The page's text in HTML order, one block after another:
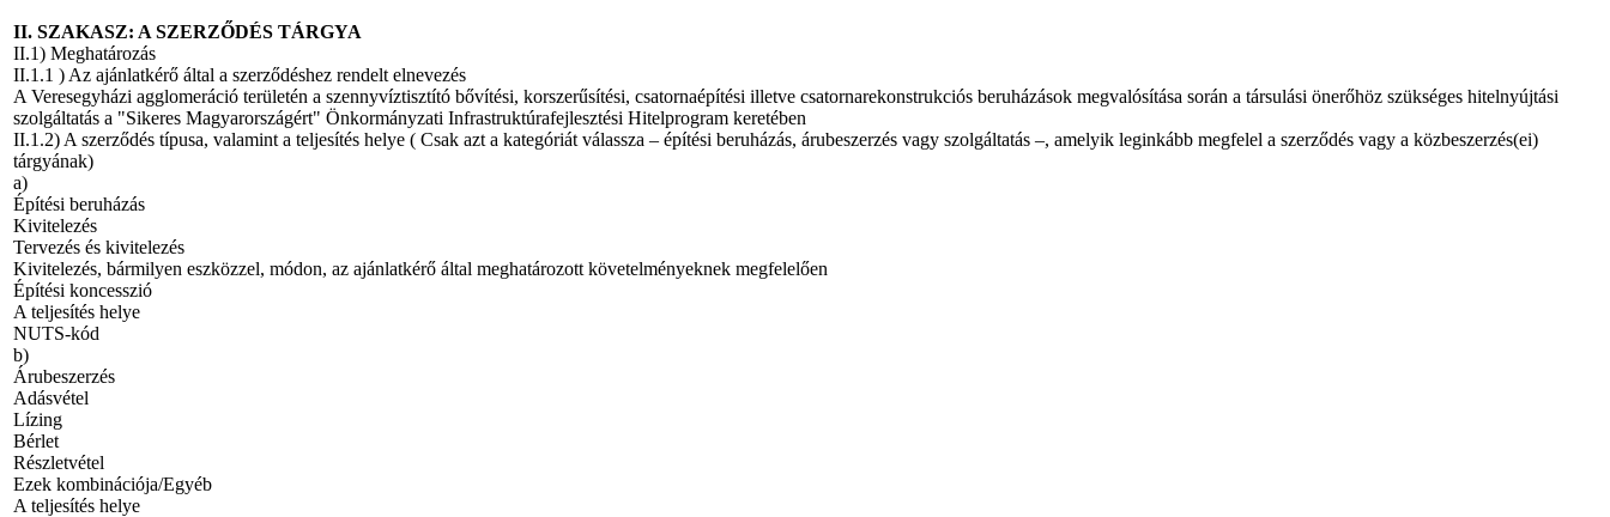
II. SZAKASZ: A SZERZŐDÉS TÁRGYA
II.1) Meghatározás
II.1.1 ) Az ajánlatkérő által a szerződéshez rendelt elnevezés
A Veresegyházi agglomeráció területén a szennyvíztisztító bővítési, korszerűsítési, csatornaépítési illetve csatornarekonstrukciós beruházások megvalósítása során a társulási önerőhöz szükséges hitelnyújtási
szolgáltatás a "Sikeres Magyarországért" Önkormányzati Infrastruktúrafejlesztési Hitelprogram keretében
II.1.2) A szerződés típusa, valamint a teljesítés helye ( Csak azt a kategóriát válassza – építési beruházás, árubeszerzés vagy szolgáltatás –, amelyik leginkább megfelel a szerződés vagy a közbeszerzés(ei)
tárgyának)
a)
Építési beruházás
Kivitelezés
Tervezés és kivitelezés
Kivitelezés, bármilyen eszközzel, módon, az ajánlatkérő által meghatározott követelményeknek megfelelően
Építési koncesszió
A teljesítés helye
NUTS-kód
b)
Árubeszerzés
Adásvétel
Lízing
Bérlet
Részletvétel
Ezek kombinációja/Egyéb
A teljesítés helye